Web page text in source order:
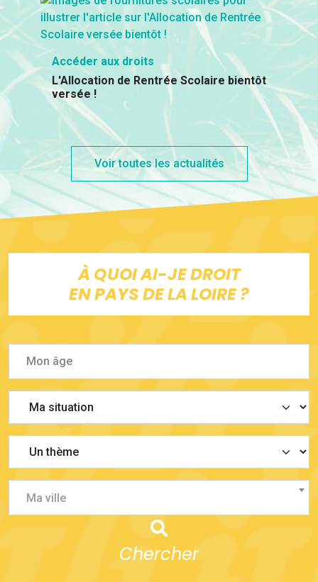
Accéder aux droits
L'Allocation de Rentrée Scolaire bientôt
versée !
Voir toutes les actualités
À QUOI AI-JE DROIT
EN PAYS DE LA LOIRE ?
Ma ville
Chercher